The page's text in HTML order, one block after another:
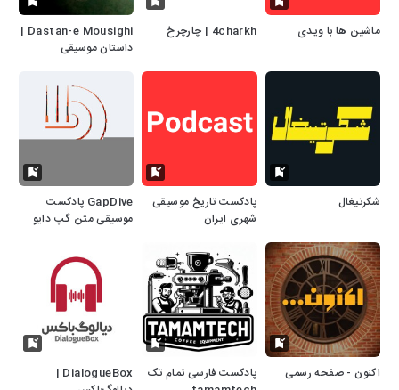
ماشین ها با ویدی 4charkh | چارچرخ
Dastan-e Mousighi |
داستان موسیقی
شکرتیغال
پادکست تاریخ موسیقی
شهری ایران
GapDive پادکست
موسیقی متن گپ دایو
اکنون - صفحه رسمی
پادکست فارسی تمام تک
DialogueBox |